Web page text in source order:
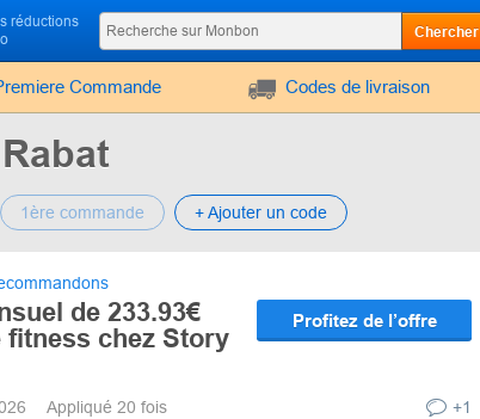
réductions
Chercher
Commande Codes de livraison
1ère commande + Ajouter un code
de 233.93€
chez Story
Profitez de l’offre
Appliqué 20 fois +1